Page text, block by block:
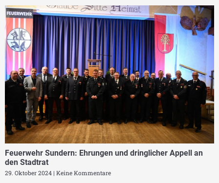
Feuerwehr Sundern: Ehrungen und dringlicher Appell an
den Stadtrat
29. Oktober 2024 Keine Kommentare